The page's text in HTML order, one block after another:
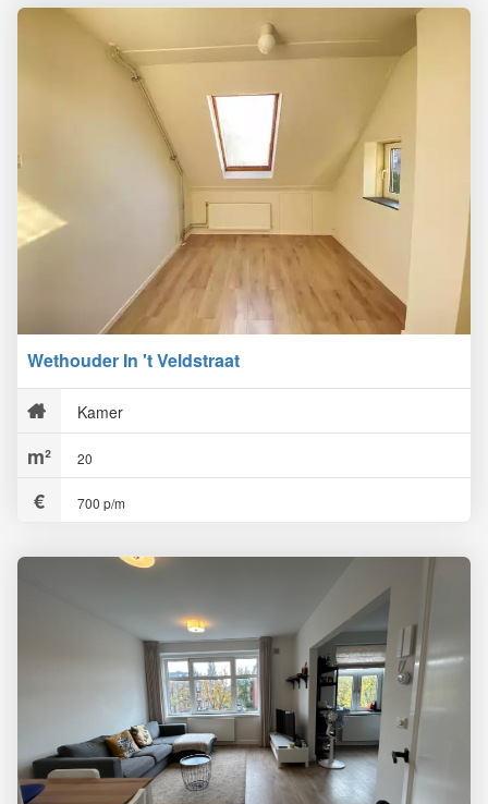
Wethouder In 't Veldstraat
Kamer
20
700 p/m